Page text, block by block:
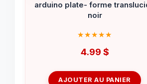
arduino plate- forme
noir
4.99 $
AJOUTER AU PANIER